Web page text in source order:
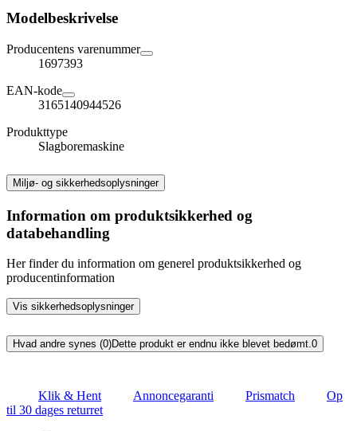
Modelbeskrivelse
Producentens varenummer
1697393
EAN-kode
3165140944526
Produkttype
Slagboremaskine
Miljø- og sikkerhedsoplysninger
Information om produktsikkerhed og
databehandling
Her finder du information om generel produktsikkerhed og
producentinformation
Vis sikkerhedsoplysninger
Hvad andre synes (0)Dette produkt er endnu ikke blevet bedømt.0
Klik & Hent Annoncegaranti Prismatch
Op
til 30 dages returret